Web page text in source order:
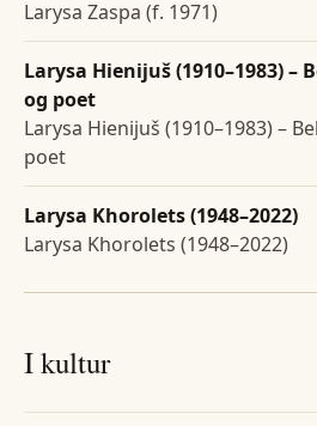
Larysa Zaspa (f. 1971)
Larysa Hienijuš (1910–1983) –
og poet
Larysa Hienijuš (1910–1983) –
poet
Larysa Khorolets (1948–2022)
Larysa Khorolets (1948–2022)
I kultur